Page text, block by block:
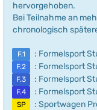
hervorgehoben.
Bei Teilnahme an
chronologisch
F.1 : Formelsport
F.2 : Formelsport
F.3 : Formelsport
F.4 : Formelsport
SP : Sportwagen